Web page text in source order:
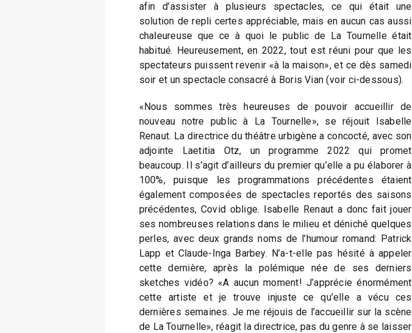
afin d’assister à plusieurs spectacles, ce qui était une
solution de repli certes appréciable, mais en aucun cas aussi
chaleureuse que ce à quoi le public de La Tournelle était
habitué. Heureusement, en 2022, tout est réuni pour que les
spectateurs puissent revenir «à la maison», et ce dès samedi
soir et un spectacle consacré à Boris Vian (voir ci-dessous).
«Nous sommes très heureuses de pouvoir accueillir de
nouveau notre public à La Tournelle», se réjouit Isabelle
Renaut. La directrice du théâtre urbigène a concocté, avec son
adjointe Laetitia Otz, un programme 2022 qui promet
beaucoup. Il s’agit d’ailleurs du premier qu’elle a pu élaborer à
100%, puisque les programmations précédentes étaient
également composées de spectacles reportés des saisons
précédentes, Covid oblige. Isabelle Renaut a donc fait jouer
ses nombreuses relations dans le milieu et déniché quelques
perles, avec deux grands noms de l’humour romand: Patrick
Lapp et Claude-Inga Barbey. N’a-t-elle pas hésité à appeler
cette dernière, après la polémique née de ses derniers
sketches vidéo? «A aucun moment! J’apprécie énormément
cette artiste et je trouve injuste ce qu’elle a vécu ces
dernières semaines. Je me réjouis de l’accueillir sur la scène
de La Tournelle», réagit la directrice, pas du genre à se laisser